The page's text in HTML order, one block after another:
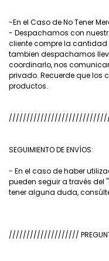
-En el Caso de No Tener
- Despachamos con
cliente compre la cantidad
tambien despachamos
coordinarlo, nos
privado. Recuerde que los
productos.
SEGUIMIENTO DE ENVÍOS:
- En el caso de haber
pueden seguir a través del
tener alguna duda,
////////////////////